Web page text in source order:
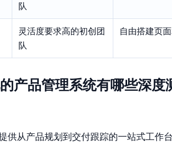
队
灵活度要求高的初创团
队
自由搭建页
产品管理系统有哪些深度
供从产品规划到交付跟踪的一站式工作